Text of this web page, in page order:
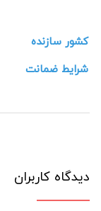
کشور سازنده
شرایط ضمانت
دیدگاه کاربران